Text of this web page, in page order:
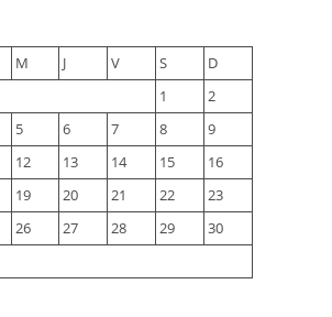
M J V S
D
1
2
5 6 7 8
9
12 13 14 15
16
19 20 21 22
23
26 27 28 29
30